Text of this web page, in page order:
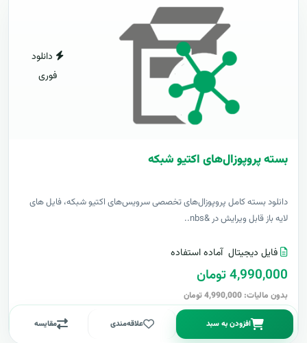
دانلود
فوری
بسته پروپوزال‌های اکتیو شبکه
دانلود بسته کامل پروپوزال‌های تخصصی سرویس‌های اکتیو شبکه، فایل های
لایه باز قابل ویرایش در &nbs..
فایل دیجیتال آماده استفاده
4,990,000 تومان
بدون مالیات: 4,990,000 تومان
افزودن به سبد علاقه‌مندی مقایسه